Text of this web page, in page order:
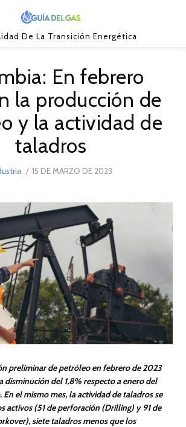
De La Transición Energética
En febrero
la producción de
y la actividad de
taladros
POSTED
15 DE MARZO DE 2023
2023
preliminar de petróleo en febrero de 2023
disminución del 1,8% respecto a enero del
En el mismo mes, la actividad de taladros se
activos (51 de perforación (Drilling) y 91 de
siete taladros menos que los